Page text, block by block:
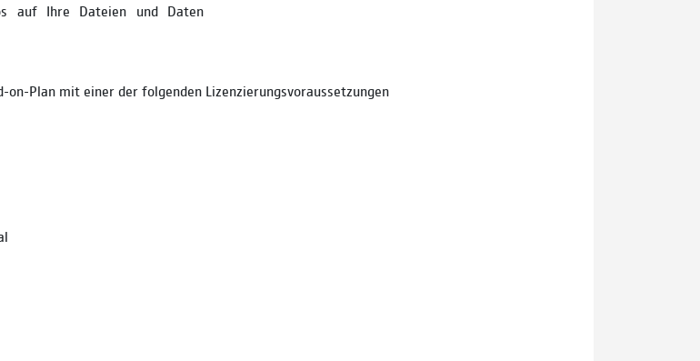
auf Ihre Dateien und Daten
Plan mit einer der folgenden Lizenzierungsvoraussetzungen